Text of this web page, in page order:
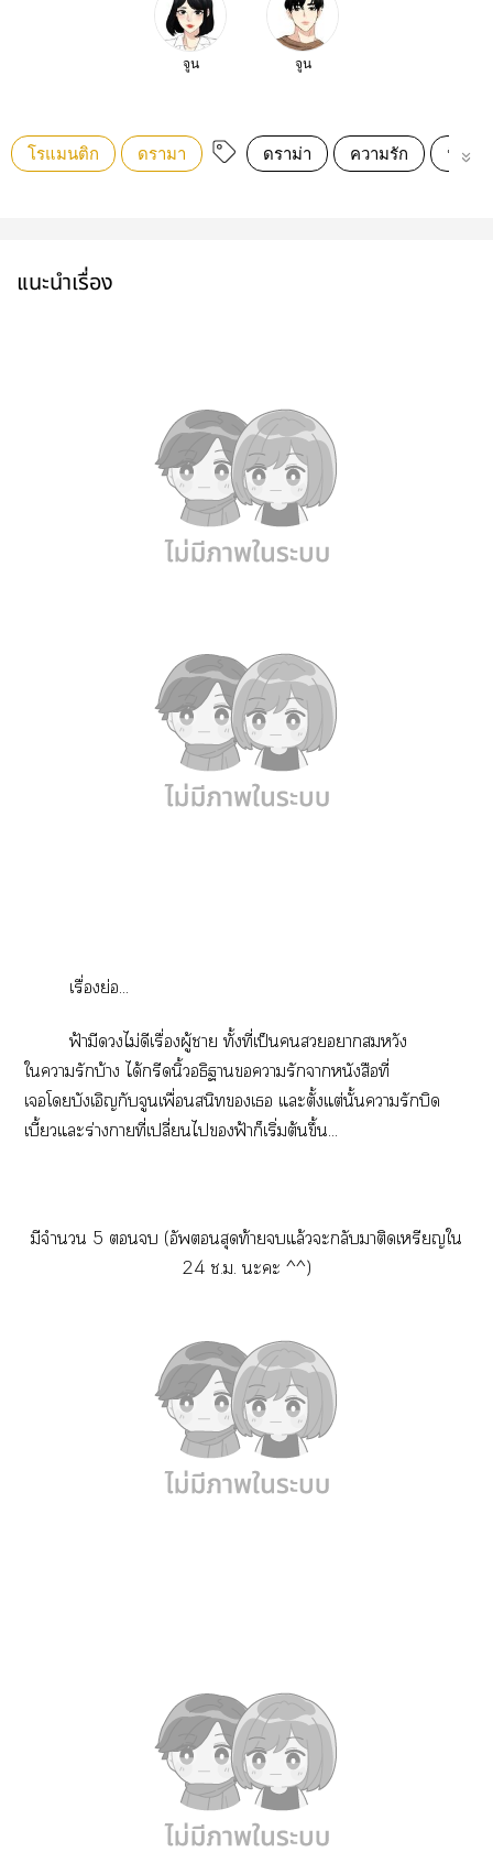
จูน จูน
โรแมนติก ดรามา ดราม่า ความรัก นิยาย
แนะนำเรื่อง
เรื่องย่อ...
ฟ้ามีดไม่ดีเรื่องผู้า ทั้งที่เป็นาสมหวัง
ใารักบ้าง ได้กรีดนิ้วอธิาารักาหนังสือที่
เโบังเอิญกับจูนเพื่อนสนิทเ แะตั้งแต่นั้นารักบิด
เบี้ยวแะร่างาที่เปลี่ยนไฟ้าก็เริ่มต้นขึ้น...
มีจำนวน 5  (อัพสุดท้ายแล้วะกลับาติดเหรียญใ
24 ช.ม. ะะ ^^)